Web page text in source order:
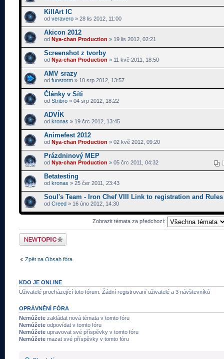
KillArt IC
od veravero » 28 lis 2012, 11:00
Akicon 2012
od Nya-chan Production » 19 lis 2012, 02:21
Screenshot z tvorby
od Nya-chan Production » 11 kvě 2011, 18:50
AMV srazy
od funstorm » 10 srp 2012, 13:57
Články v Síti
od Stribro » 04 srp 2012, 18:22
ADVÍK
od kronas » 19 črc 2012, 13:45
Animefest 2012
od Nya-chan Production » 02 kvě 2012, 09:20
Prázdninový MEP
od Nya-chan Production » 05 črc 2011, 04:32
Betatesting
od kronas » 25 čer 2011, 23:43
Soul's Team - Iron Chef VIII Link to registration and Rules
od Creed » 16 úno 2012, 14:30
Zobrazit témata za předchozí:
Odeslat nové téma
Zpět na Obsah fóra
KDO JE ONLINE
Uživatelé procházející toto fórum: Žádní registrovaní uživatelé a 3 návštevníků
OPRÁVNĚNÍ FÓRA
Nemůžete zakládat nová témata v tomto fóru
Nemůžete odpovídat v tomto fóru
Nemůžete upravovat své příspěvky v tomto fóru
Nemůžete mazat své příspěvky v tomto fóru